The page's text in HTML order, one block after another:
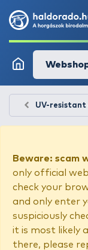
UV-
Beware: scam
only official
check your
and only enter
suspiciously
it is most likely
there, please